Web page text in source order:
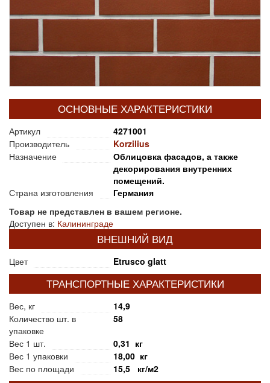
ОСНОВНЫЕ ХАРАКТЕРИСТИКИ
Артикул
4271001
Производитель
Korzilius
Назначение
Облицовка фасадов, а также
декорирования внутренних
помещений.
Страна изготовления
Германия
Товар не представлен в вашем регионе.
Доступен в: Калининграде
ВНЕШНИЙ ВИД
Цвет Etrusco glatt
ТРАНСПОРТНЫЕ ХАРАКТЕРИСТИКИ
Вес, кг
14,9
Количество шт. в
упаковке
58
Вес 1 шт.
0,31 кг
Вес 1 упаковки
18,00 кг
Вес по площади
15,5 кг/м2